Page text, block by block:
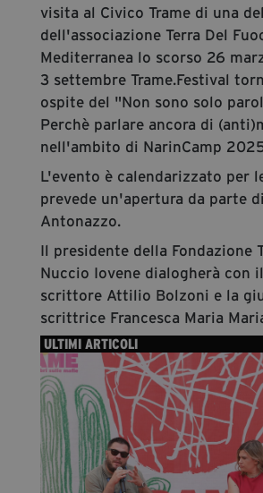
visita al Civico Trame di una
dell'associazione Terra Del
Mediterranea lo scorso 26
3 settembre Trame.Festival
ospite del "Non sono solo
Perchè parlare ancora di
nell'ambito di NarinCamp
L'evento è calendarizzato per
prevede un'apertura da parte
Antonazzo.
Il presidente della Fondazione
Nuccio Iovene dialogherà con
scrittore Attilio Bolzoni e la
scrittrice Francesca Maria
ULTIMI ARTICOLI